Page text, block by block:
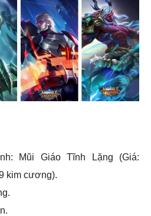
Mũi Giáo Tĩnh Lặng (Giá:
kim cương).